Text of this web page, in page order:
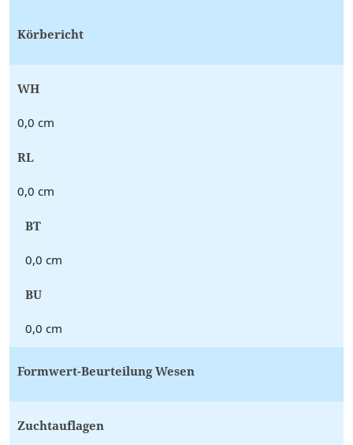
Körbericht
WH
0,0 cm
RL
0,0 cm
BT
0,0 cm
BU
0,0 cm
Formwert-Beurteilung Wesen
Zuchtauflagen